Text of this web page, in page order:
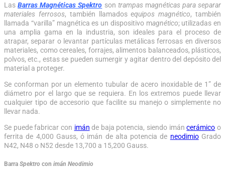
LasBarras Magnéticas Spektro son trampasmagnéticas para separar
materiales ferrosos, también llamados equipos magnético, también
llamada “varilla” magnética es un dispositivo magnético; utilizadas en
una amplia gama en la industria, son ideales para el proceso de
atrapar, separar o levantar partículas metálicas ferrosas en diversos
materiales, como cereales, forrajes, alimentos balanceados, plásticos,
polvos, etc., estas se pueden sumergir y agitar dentro del depósito del
material a proteger.
Se conforman por un elemento tubular de acero inoxidable de 1” de
diámetro por el largo que se requiera. En los extremos puede llevar
cualquier tipo de accesorio que facilite su manejo o simplemente no
llevar nada.
Se puede fabricar con imán de baja potencia, siendo imáncerámico o
ferrita de 4,000 Gauss, ó imán de alta potencia de neodimioGrado
N42, N48 o N52 desde 13,700 a 15,200 Gauss.
Barra Spektro con imán Neodimio